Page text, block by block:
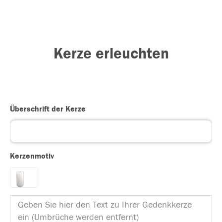
Kerze erleuchten
Überschrift der Kerze
Kerzenmotiv